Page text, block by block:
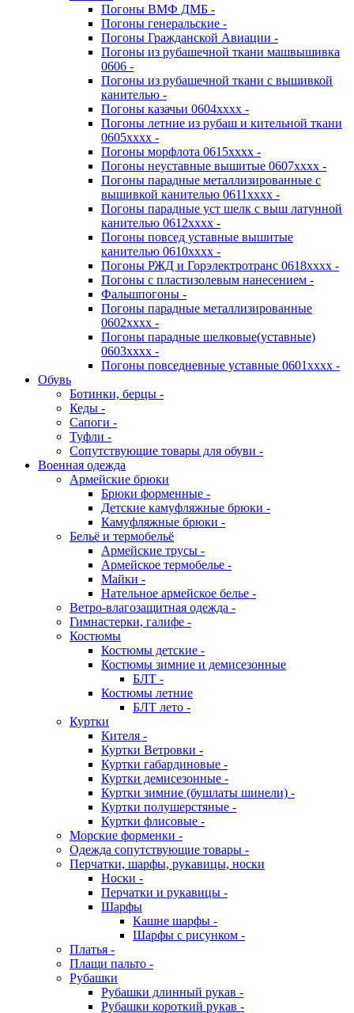
Погоны ВМФ ДМБ -
Погоны генеральские -
Погоны Гражданской Авиации -
Погоны из рубашечной ткани машвышивка
0606 -
Погоны из рубашечной ткани с вышивкой
канителью -
Погоны казачьи 0604хххх -
Погоны летние из рубаш и кительной ткани
0605хххх -
Погоны морфлота 0615хххх -
Погоны неуставные вышитые 0607хххх -
Погоны парадные металлизированные с
вышивкой канителью 0611хххх -
Погоны парадные уст шелк с выш латунной
канителью 0612хххх -
Погоны повсед уставные вышитые
канителью 0610хххх -
Погоны РЖД и Горэлектротранс 0618хххх -
Погоны с пластизолевым нанесением -
Фальшпогоны -
Погоны парадные металлизированные
0602хххх -
Погоны парадные шелковые(уставные)
0603хххх -
Погоны повседневные уставные 0601хххх -
Обувь
Ботинки, берцы -
Кеды -
Сапоги -
Туфли -
Сопутствующие товары для обуви -
Военная одежда
Армейские брюки
Брюки форменные -
Детские камуфляжные брюки -
Камуфляжные брюки -
Бельё и термобельё
Армейские трусы -
Армейское термобелье -
Майки -
Нательное армейское белье -
Ветро-влагозащитная одежда -
Гимнастерки, галифе -
Костюмы
Костюмы детские -
Костюмы зимние и демисезонные
БЛТ -
Костюмы летние
БЛТ лето -
Куртки
Кителя -
Куртки Ветровки -
Куртки габардиновые -
Куртки демисезонные -
Куртки зимние (бушлаты шинели) -
Куртки полушерстяные -
Куртки флисовые -
Морские форменки -
Одежда сопутствующие товары -
Перчатки, шарфы, рукавицы, носки
Носки -
Перчатки и рукавицы -
Шарфы
Кашне шарфы -
Шарфы с рисунком -
Платья -
Плащи пальто -
Рубашки
Рубашки длинный рукав -
Рубашки короткий рукав -